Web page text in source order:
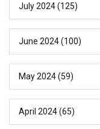
July 2024(125)
June 2024(100)
May 2024(59)
April 2024(65)